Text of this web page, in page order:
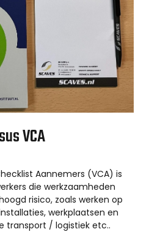
VCA
Aannemers (VCA) is
die werkzaamheden
risico, zoals werken op
werkplaatsen en
transport / logistiek etc..